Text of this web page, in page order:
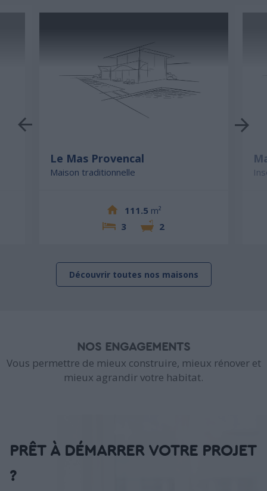
Le Mas Provencal
Maison traditionnelle
111.5 m²
3
2
Découvrir toutes nos maisons
NOS ENGAGEMENTS
Vous permettre de mieux construire, mieux rénover et
mieux agrandir votre habitat.
PRÊT À DÉMARRER VOTRE PROJET
?